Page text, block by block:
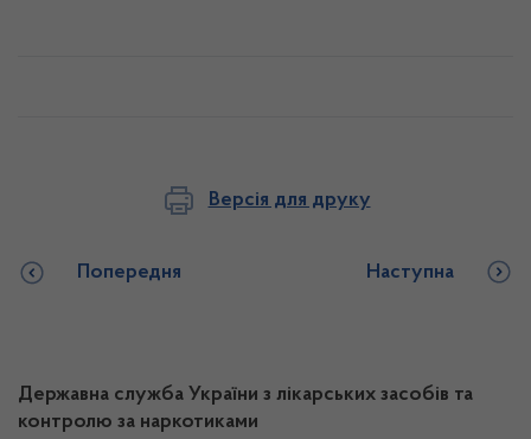
Версія для друку
Попередня Наступна
Державна служба України з лікарських засобів та
контролю за наркотиками